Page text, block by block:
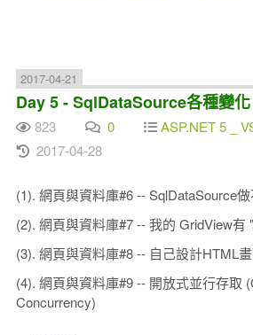
2017-04-21
Day 5 - SqlDataSource各種變
823 0
ASP.NET 5 _
2017-04-28
(1). 網頁與資料庫#6 -- SqlDataSource
(2). 網頁與資料庫#7 -- 我的 GridView有
(3). 網頁與資料庫#8 -- 自己設計HTML
(4). 網頁與資料庫#9 -- 開放式並行存取
Concurrency)